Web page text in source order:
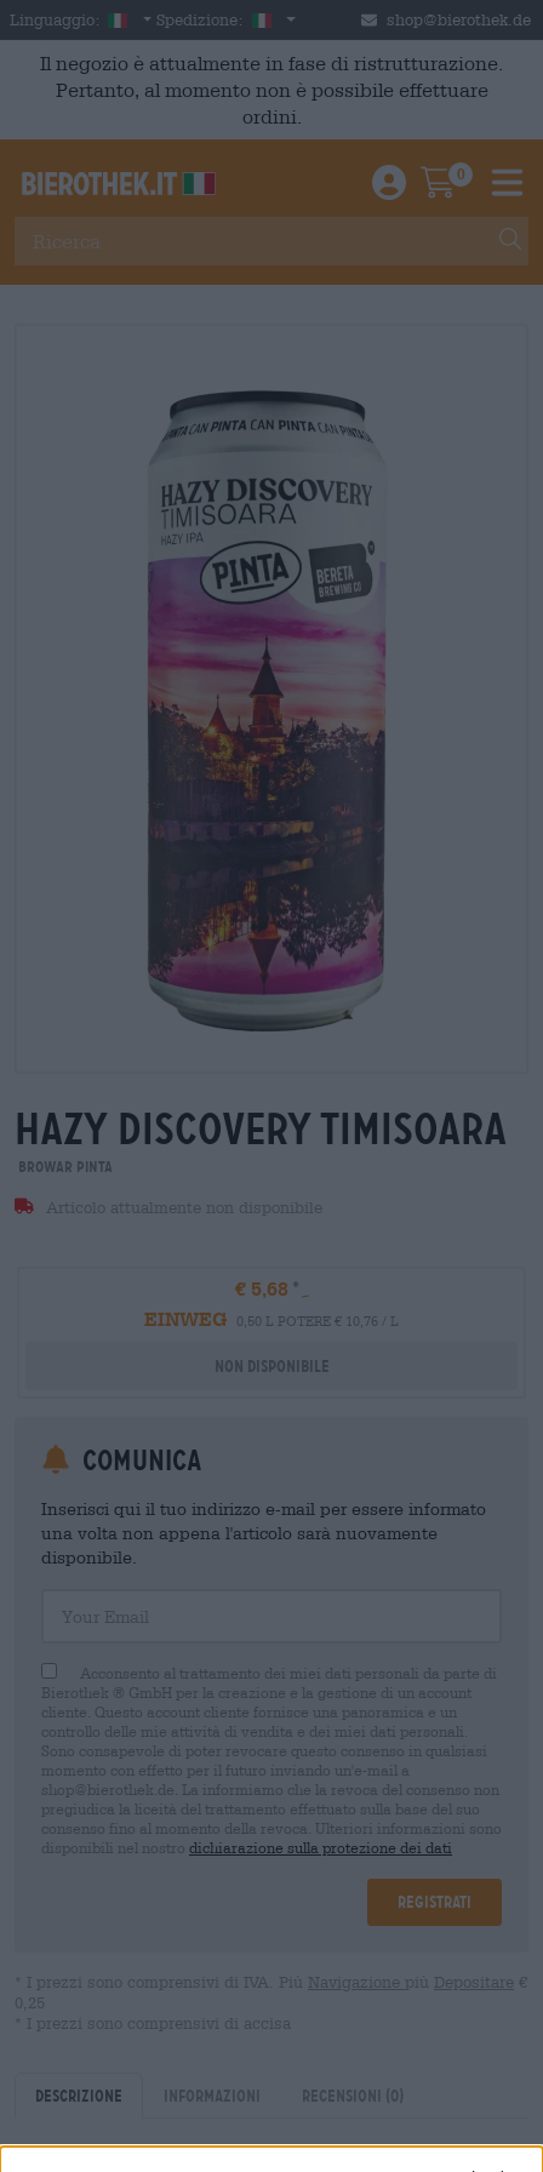
Skip to main content
Linguaggio: Italian
Spedizione: Italia shop@bierothek.de
Il negozio è attualmente in fase di ristrutturazione.
Pertanto, al momento non è possibile effettuare
ordini.
Einloggen /
0
hazy discovery timisoara
Browar Pinta
Articolo attualmente non disponibile
€ 5,68
EINWEG
0,50 L POTERE € 10,76 / L
Non disponibile
Comunica
Inserisci qui il tuo indirizzo e-mail per essere informato
una volta non appena l'articolo sarà nuovamente
disponibile.
Acconsento al trattamento dei miei dati personali da parte di
Bierothek ® GmbH per la creazione e la gestione di un account
cliente. Questo account cliente fornisce una panoramica e un
controllo delle mie attività di vendita e dei miei dati personali.
Sono consapevole di poter revocare questo consenso in qualsiasi
momento con effetto per il futuro inviando un'e-mail a
shop@bierothek.de. La informiamo che la revoca del consenso non
pregiudica la liceità del trattamento effettuato sulla base del suo
consenso fino al momento della revoca. Ulteriori informazioni sono
disponibili nel nostro dichiarazione sulla protezione dei dati
Registrati
* I prezzi sono comprensivi di IVA. Più Navigazione più Depositare €
0,25
* I prezzi sono comprensivi di accisa
Descrizione Informazioni Recensioni (0)